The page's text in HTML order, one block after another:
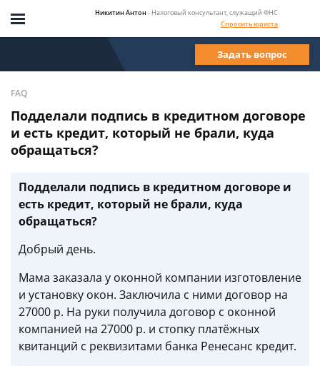
Никитин Антон - Налоговый консультант, служащий ФНС
Спросить юриста
Задать вопрос
FAQ
Подделали подпись в кредитном договоре
и есть кредит, который не брали, куда
обращаться?
Подделали подпись в кредитном договоре и
есть кредит, который не брали, куда
обращаться?
Добрый день.
Мама заказала у оконной компании изготовление
и установку окон. Заключила с ними договор на
27000 р. На руки получила договор с оконной
компанией на 27000 р. и стопку платёжных
квитанций с реквизитами банка Ренесанс кредит.